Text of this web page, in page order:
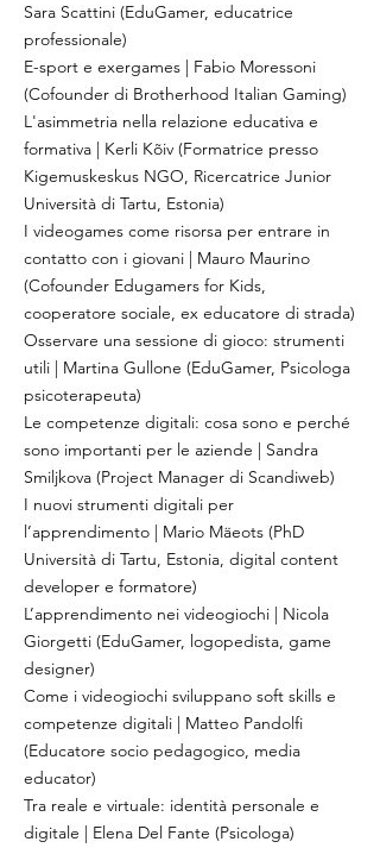
Sara Scattini (EduGamer, educatrice
professionale)
E-sport e exergames | Fabio Moressoni
(Cofounder di Brotherhood Italian Gaming)
L'asimmetria nella relazione educativa e
formativa | Kerli Kõiv (Formatrice presso
Kigemuskeskus NGO, Ricercatrice Junior
Università di Tartu, Estonia)
I videogames come risorsa per entrare in
contatto con i giovani | Mauro Maurino
(Cofounder Edugamers for Kids,
cooperatore sociale, ex educatore di strada)
Osservare una sessione di gioco: strumenti
utili | Martina Gullone (EduGamer, Psicologa
psicoterapeuta)
Le competenze digitali: cosa sono e perché
sono importanti per le aziende | Sandra
Smiljkova (Project Manager di Scandiweb)
I nuovi strumenti digitali per
l’apprendimento | Mario Mäeots (PhD
Università di Tartu, Estonia, digital content
developer e formatore)
L’apprendimento nei videogiochi | Nicola
Giorgetti (EduGamer, logopedista, game
designer)
Come i videogiochi sviluppano soft skills e
competenze digitali | Matteo Pandolfi
(Educatore socio pedagogico, media
educator)
Tra reale e virtuale: identità personale e
digitale | Elena Del Fante (Psicologa)